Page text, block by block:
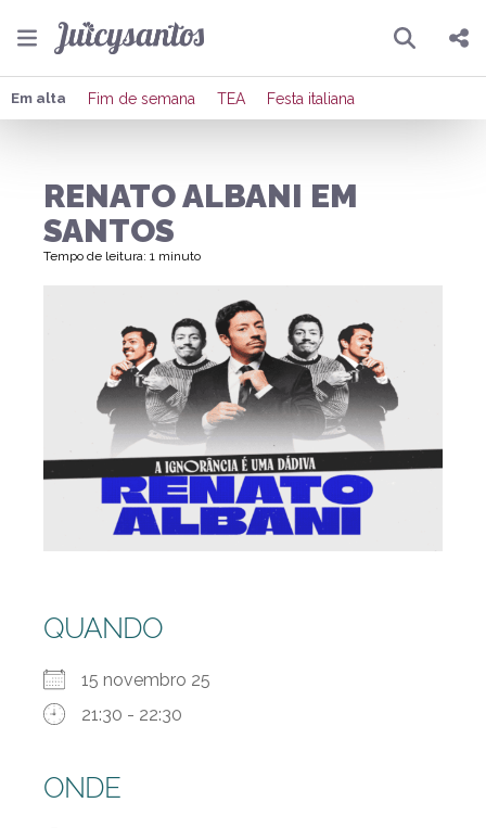
Pesquisar
Compartilhar
Enviar por Whatsapp
Em alta Fim de semana TEA Festa italiana
RENATO ALBANI EM
SANTOS
Tempo de leitura: 1 minuto
QUANDO
15 novembro 25
21:30 - 22:30
ONDE